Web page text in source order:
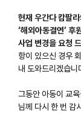
현재 우간다 캄팔
‘해외아동결연’ 후
사업 변경을 요청
항이 있으신 경우
내 도와드리겠습니
그동안 아동이 교
님께 다시 한 번 감